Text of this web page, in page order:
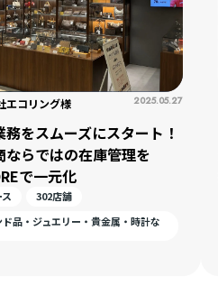
エコリング様 2025.05.27
務をスムーズにスタート！
ならではの在庫管理を
で一元化
302店舗
ド品・ジュエリー・貴金属・時計な